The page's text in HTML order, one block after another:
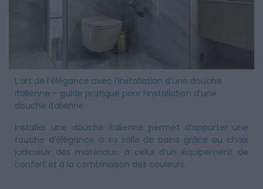
L’art de l’élégance avec l’installation d’une douche
italienne – guide pratique pour l’installation d’une
douche italienne
Installer une douche italienne permet d’apporter une
touche d’élégance à sa salle de bains grâce au choix
judicieux des matériaux, à celui d’un équipement de
confort et à la combinaison des couleurs.